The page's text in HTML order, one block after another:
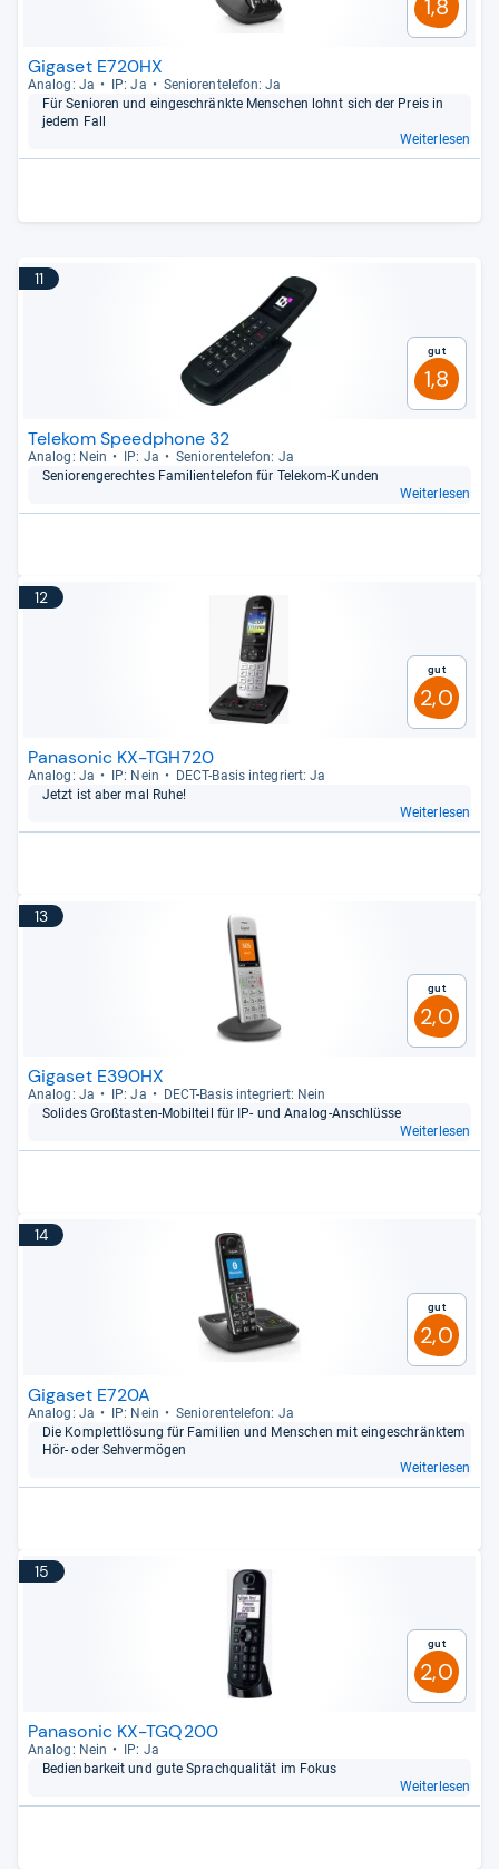
1,8
Gigaset E720HX
Ana­log: Ja IP: Ja
Senio­ren­te­le­fon: Ja
Für Senio­ren und ein­ge­schränkte Men­schen lohnt sich der Preis in
jedem Fall
Weiterlesen
11
Gut
1,8
Telekom Speedphone 32
Ana­log: Nein IP: Ja
Senio­ren­te­le­fon: Ja
Senio­ren­ge­rech­tes Fami­li­en­te­le­fon für Tele­kom-​Kun­den
Weiterlesen
12
Gut
2,0
Panasonic KX-TGH720
Ana­log: Ja IP: Nein
DECT-​Basis inte­griert: Ja
Jetzt ist aber mal Ruhe!
Weiterlesen
13
Gut
2,0
Gigaset E390HX
Ana­log: Ja IP: Ja
DECT-​Basis inte­griert: Nein
Soli­des Groß­tas­ten-​Mobil­teil für IP-​ und Ana­log-​Anschlüsse
Weiterlesen
14
Gut
2,0
Gigaset E720A
Ana­log: Ja IP: Nein
Senio­ren­te­le­fon: Ja
Die Kom­plett­lö­sung für Fami­lien und Men­schen mit ein­ge­schränk­tem
Hör-​ oder Seh­ver­mö­gen
Weiterlesen
15
Gut
2,0
Panasonic KX-TGQ200
Ana­log: Nein
IP: Ja
Bedien­bar­keit und gute Sprach­qua­li­tät im Fokus
Weiterlesen